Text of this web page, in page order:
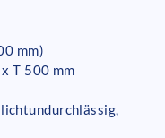
mm)
T 500 mm